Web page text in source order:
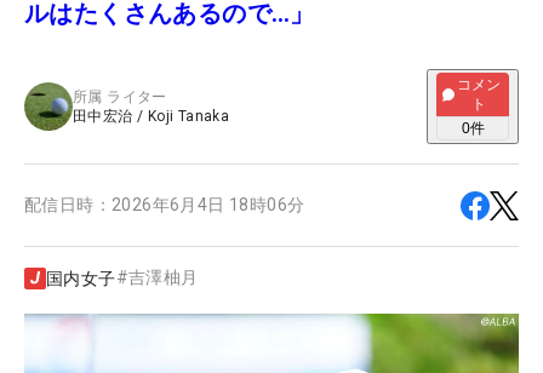
ルはたくさんあるので…」
所属 ライター
田中宏治 / Koji Tanaka
コメン
ト
0件
配信日時： 2026年6月4日 18時06分
国内女子#吉澤柚月